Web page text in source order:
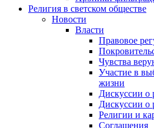
Религия в светском обществе
Новости
Власти
Правовое
Чувства
Участие в
жизни
Дискуссии о
Дискуссии о
Религии и
Соглашения